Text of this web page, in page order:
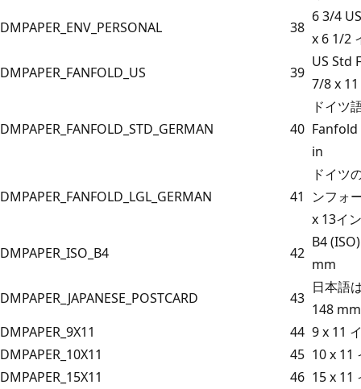
DMPAPER_ENV_PERSONAL
38
6 3/4
x 6 1/2
DMPAPER_FANFOLD_US
39
US Std
7/8 x
DMPAPER_FANFOLD_STD_GERMAN 40
ドイツ
Fanfold
in
DMPAPER_FANFOLD_LGL_GERMAN 41
ドイツ
ンフォ
x 13イ
DMPAPER_ISO_B4
42
B4
mm
DMPAPER_JAPANESE_POSTCARD
43
日本語
148 mm
DMPAPER_9X11
44 9 x 11
DMPAPER_10X11
45 10 x 11
DMPAPER_15X11
46 15 x 11